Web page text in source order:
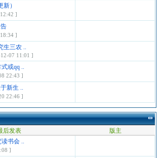
）
]
]
生三农 ..
07 11:01 ]
或qq ..
22:43 ]
新生 ..
22:46 ]
后发表 版主
书会 ..
]